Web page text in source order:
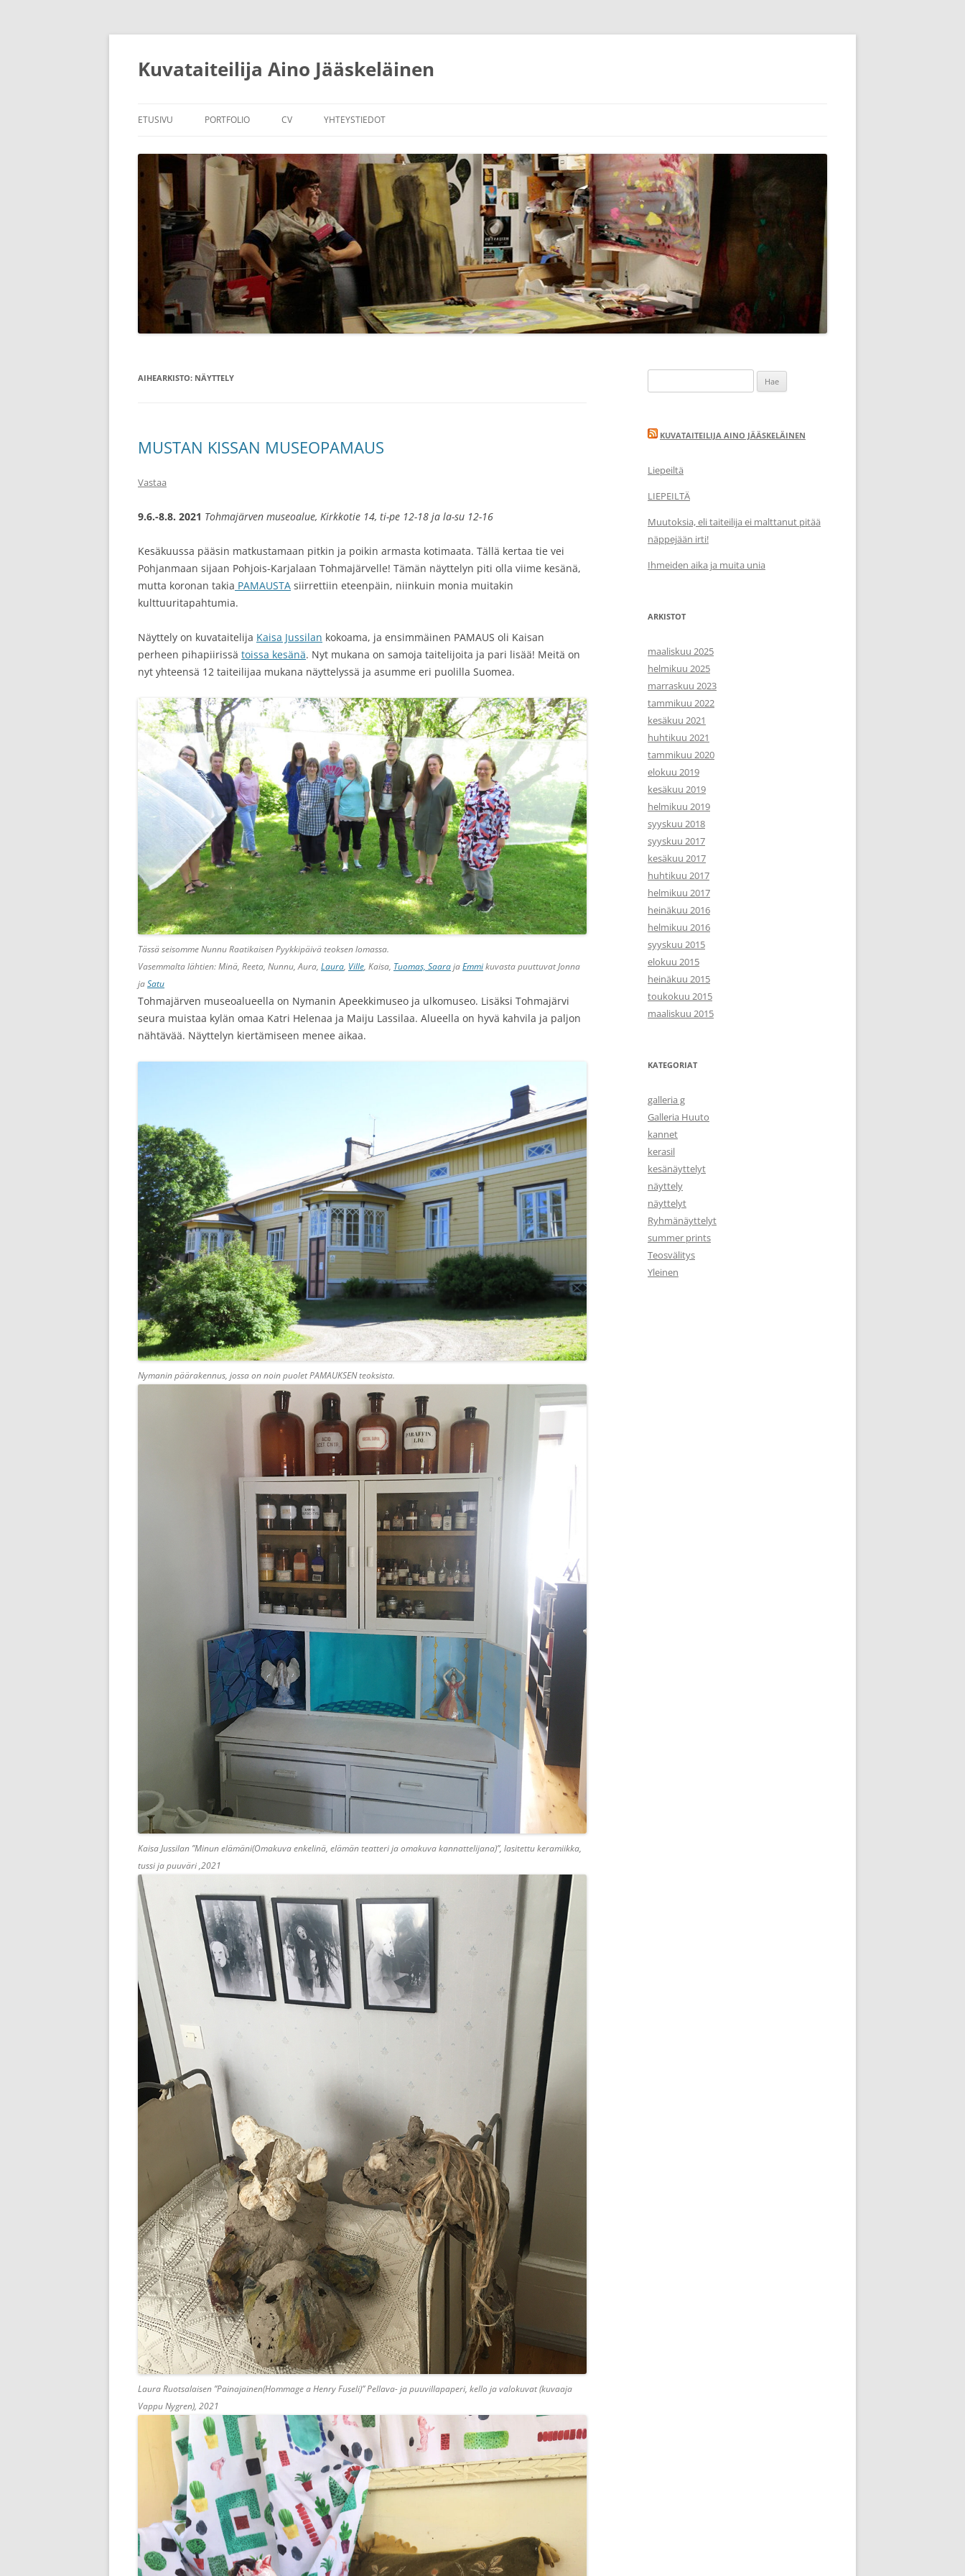
Siirry
Kuvataiteilija Aino Jääskeläinen
ETUSIVU PORTFOLIO CV YHTEYSTIEDOT
AIHEARKISTO: NÄYTTELY
MUSTAN KISSAN MUSEOPAMAUS
Vastaa
9.6.-8.8. 2021 Tohmajärven museoalue, Kirkkotie 14, ti-pe 12-18 ja la-su 12-16
Kesäkuussa pääsin matkustamaan pitkin ja poikin armasta kotimaata. Tällä kertaa tie vei
Pohjanmaan sijaan Pohjois-Karjalaan Tohmajärvelle! Tämän näyttelyn piti olla viime kesänä,
mutta koronan takia PAMAUSTA siirrettiin eteenpäin, niinkuin monia muitakin
kulttuuritapahtumia.
Näyttely on kuvataitelija Kaisa Jussilan kokoama, ja ensimmäinen PAMAUS oli Kaisan
perheen pihapiirissä toissa kesänä. Nyt mukana on samoja taitelijoita ja pari lisää! Meitä on
nyt yhteensä 12 taiteilijaa mukana näyttelyssä ja asumme eri puolilla Suomea.
Tässä seisomme Nunnu Raatikaisen Pyykkipäivä teoksen lomassa.
Vasemmalta lähtien: Minä, Reeta, Nunnu, Aura, Laura, Ville, Kaisa, Tuomas, SaarajaEmmikuvasta puuttuvat Jonna
jaSatu
Tohmajärven museoalueella on Nymanin Apeekkimuseo ja ulkomuseo. Lisäksi Tohmajärvi
seura muistaa kylän omaa Katri Helenaa ja Maiju Lassilaa. Alueella on hyvä kahvila ja paljon
nähtävää. Näyttelyn kiertämiseen menee aikaa.
Nymanin päärakennus, jossa on noin puolet PAMAUKSEN teoksista.
Kaisa Jussilan ”Minun elämäni(Omakuva enkelinä, elämän teatteri ja omakuva kannattelijana)”, lasitettu keramiikka,
tussi ja puuväri ,2021
Laura Ruotsalaisen ”Painajainen(Hommage a Henry Fuseli)” Pellava- ja puuvillapaperi, kello ja valokuvat (kuvaaja
Vappu Nygren), 2021
KUVATAITEILIJA AINO JÄÄSKELÄINEN
Liepeiltä
LIEPEILTÄ
Muutoksia, eli taiteilija ei malttanut pitää
näppejään irti!
Ihmeiden aika ja muita unia
ARKISTOT
maaliskuu 2025
helmikuu 2025
marraskuu 2023
tammikuu 2022
kesäkuu 2021
huhtikuu 2021
tammikuu 2020
elokuu 2019
kesäkuu 2019
helmikuu 2019
syyskuu 2018
syyskuu 2017
kesäkuu 2017
huhtikuu 2017
helmikuu 2017
heinäkuu 2016
helmikuu 2016
syyskuu 2015
elokuu 2015
heinäkuu 2015
toukokuu 2015
maaliskuu 2015
KATEGORIAT
galleria g
Galleria Huuto
kannet
kerasil
kesänäyttelyt
näyttely
näyttelyt
Ryhmänäyttelyt
summer prints
Teosvälitys
Yleinen